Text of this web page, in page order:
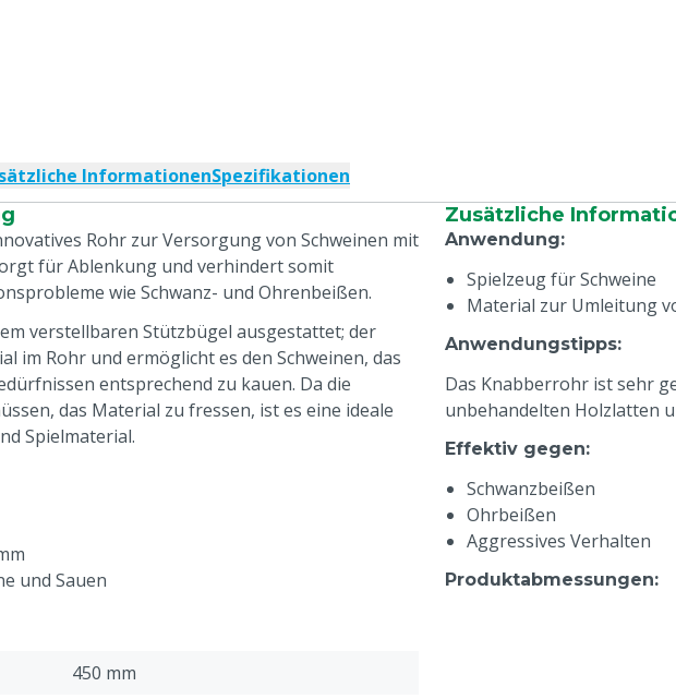
InformationenSpezifikationen
Rohr zur Versorgung von Schweinen mit
für Ablenkung und verhindert somit
wie Schwanz- und Ohrenbeißen.
verstellbaren Stützbügel ausgestattet; der
im Rohr und ermöglicht es den Schweinen, das
entsprechend zu kauen. Da die
das Material zu fressen, ist es eine ideale
Spielmaterial.
und Sauen
Zusätzliche
Anwendung:
Spielzeug für Schweine
Material zur Umleitung
Anwendungstipps:
Das Knabberrohr ist sehr
unbehandelten Holzlatten
Effektiv gegen:
Schwanzbeißen
Ohrbeißen
Aggressives Verhalten
Produktabmessungen:
450 mm